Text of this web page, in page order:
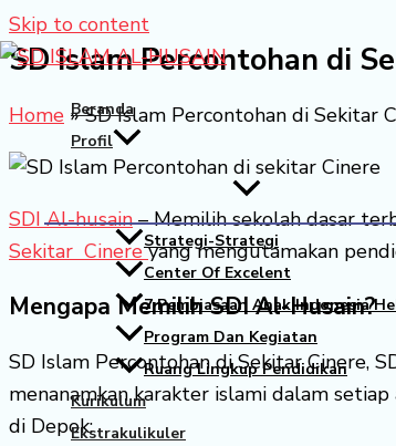
Skip to content
Beranda
Profil
Strategi-Strategi
Center Of Excelent
7 Pembiasaan Anak Indonesia
Program Dan Kegiatan
Ruang Lingkup Pendidikan
Kurikulum
Ekstrakulikuler
SD Islam Percontohan di
Home »SD Islam Percontohan di Sekitar
SDI Al-husain– Memilih sekolah dasar
Sekitar Cinereyang mengutamakan
Mengapa Memilih SDI Al-Husain?
SD Islam Percontohan di Sekitar Cinere,
menanamkan karakter islami dalam
di Depok: